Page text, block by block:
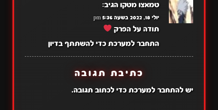
טמאצו מטקו הגיב:
יולי 18, 2022 בשעה 5:36 pm
תודה על הפרק
התחבר למערכת כדי להשתתף בדיון
כתיבת תגובה
יש להתחבר למערכתכדי לכתוב תגובה.